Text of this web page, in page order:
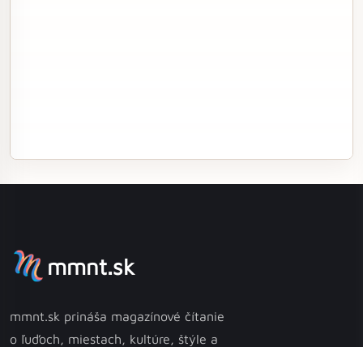
mmnt.sk
mmnt.sk prináša magazínové čítanie
o ľuďoch, miestach, kultúre, štýle a